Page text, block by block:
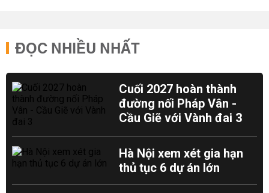
ĐỌC NHIỀU NHẤT
Cuối 2027 hoàn thành
đường nối Pháp Vân -
Cầu Giẽ với Vành đai 3
Hà Nội xem xét gia hạn
thủ tục 6 dự án lớn